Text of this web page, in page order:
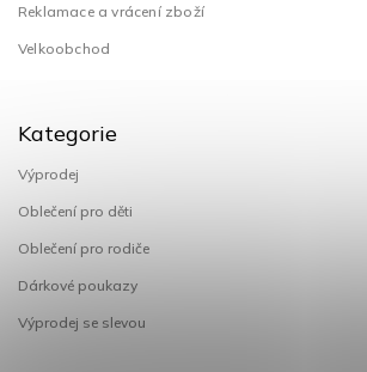
Reklamace a vrácení zboží
Velkoobchod
Kategorie
Výprodej
Oblečení pro děti
Oblečení pro rodiče
Dárkové poukazy
Výprodej se slevou